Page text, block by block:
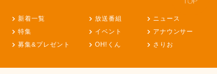
新着一覧 放送番組
ニュース
特集
イベント
アナウンサー
募集&プレゼント
OH!くん さりお